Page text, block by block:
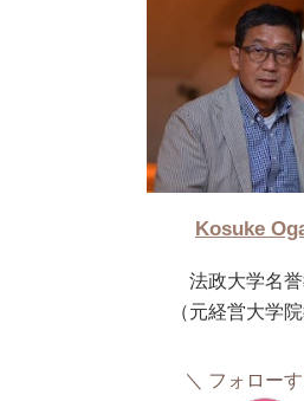
Kosuke
法政大学名
（元経営大学院
フォロー